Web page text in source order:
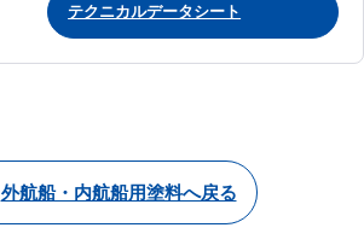
テクニカルデータシート
外航船・内航船用塗料へ戻る